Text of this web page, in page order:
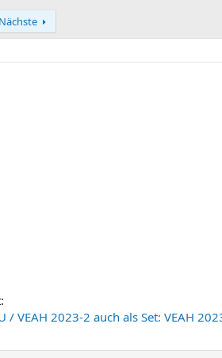
Nächste
/ VEAH 2023-2 auch als Set: VEAH